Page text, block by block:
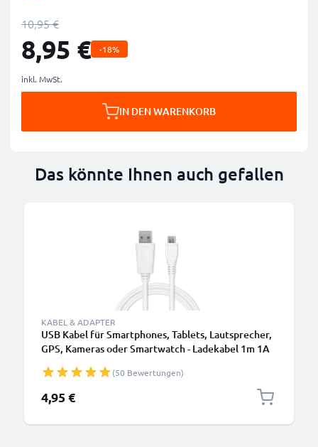
10,95 €
8,95 € -18%
inkl. MwSt.
IN DEN WARENKORB
Das könnte Ihnen auch gefallen
KABEL & ADAPTER
USB Kabel für Smartphones, Tablets, Lautsprecher,
GPS, Kameras oder Smartwatch - Ladekabel 1m 1A
(50 Bewertungen)
4,95 €